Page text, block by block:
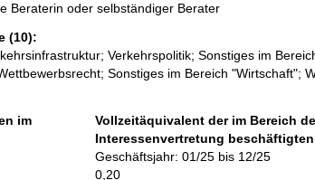
Beraterin oder selbständiger Berater
(10):
Verkehrspolitik; Sonstiges im
Sonstiges im Bereich "Wirtschaft";
im
Vollzeitäquivalent der im Bereich
Interessenvertretung
Geschäftsjahr: 01/25 bis 12/25
0,20